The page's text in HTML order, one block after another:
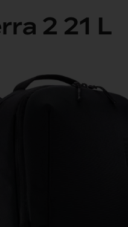
2 21 L